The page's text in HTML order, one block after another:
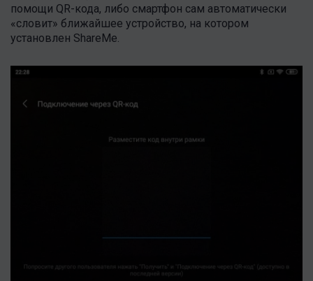
помощи QR-кода, либо смартфон сам автоматически
«словит» ближайшее устройство, на котором
установлен ShareMe.